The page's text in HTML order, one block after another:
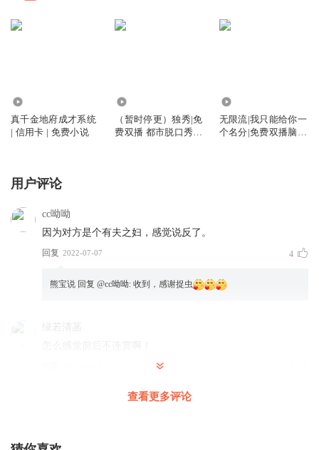
真千金地府成才系统
| 信用卡 | 免费小说
（暂时停更）独秀|免
费双播 都市脱口秀暖
无限流|我只能给你一
个名分|免费双播脑洞
用户评论
cc呦呦
因为对方是个有夫之妇，感觉说反了。
回复 2022-07-07 4
熊宝说 回复 @cc呦呦: 收到，感谢捉虫
绿若清菡
绿若清菡: 具体是哪一集？我核对一下文本！感谢提
查看更多评论